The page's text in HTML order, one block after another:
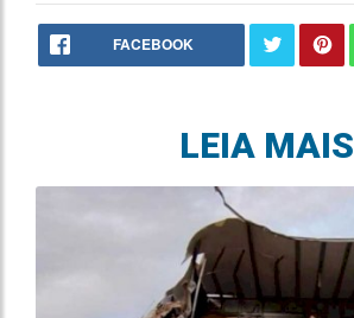
FACEBOOK
LEIA MAIS